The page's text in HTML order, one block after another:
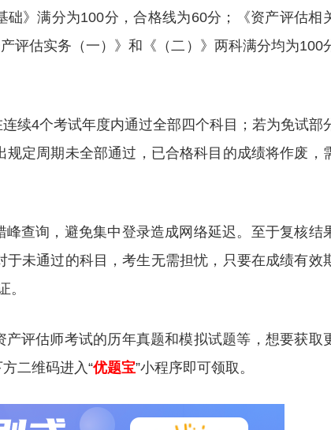
》满分为100分，合格线为60分；《资产评估相
评估实务（一）》和《（二）》两科满分均为100
续4个考试年度内通过全部四个科目；若为免试部
定周期未全部通过，已合格科目的成绩将作废，
查询，避免集中登录造成网络延迟。至于复核结
未通过的科目，考生无需担忧，只要在成绩有效
。
评估师考试的历年真题和模拟试题等，想要获取
二维码进入“优题宝”小程序即可领取。